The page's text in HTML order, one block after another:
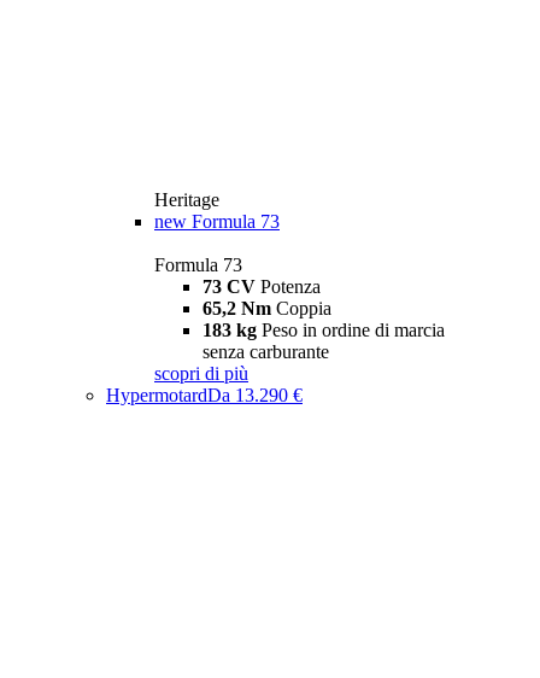
Heritage
new Formula 73
Formula 73
73 CV Potenza
65,2 Nm Coppia
183 kg Peso in ordine di marcia
senza carburante
scopri di più
HypermotardDa 13.290 €